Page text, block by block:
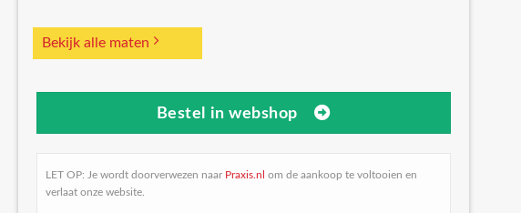
Bekijk alle maten
Bestel in webshop
LET OP: Je wordt doorverwezen naar Praxis.nl om de aankoop te voltooien en
verlaat onze website.